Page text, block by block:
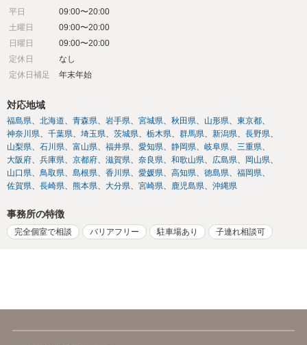
平日
09:00〜20:00
土曜日
09:00〜20:00
日曜日
09:00〜20:00
定休日
なし
定休日補足
年末年始
対応地域
福島県 北海道 青森県 岩手県 宮城県 秋田県 山形県
東京都
神奈川県
千葉県 埼玉県 茨城県 栃木県 群馬県 新潟県
長野県
山梨県
石川県 富山県 福井県 愛知県 静岡県 岐阜県
三重県
大阪府
兵庫県 京都府 滋賀県 奈良県 和歌山県 広島県
岡山県
山口県
鳥取県 島根県 香川県 愛媛県 高知県 徳島県
福岡県
佐賀県
長崎県 熊本県 大分県 宮崎県 鹿児島県 沖縄県
事務所の特徴
完全個室で相談 バリアフリー 駐車場あり 子連れ相談可